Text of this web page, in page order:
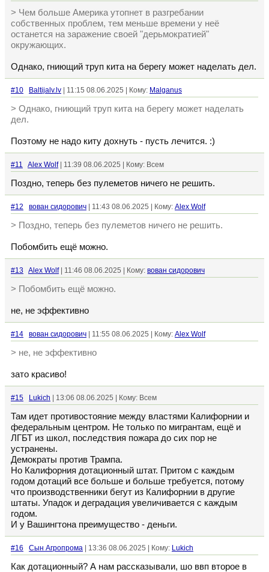
> Чем больше Америка утопнет в разгребании
собственных проблем, тем меньше времени у неё
останется на заражение своей "дерьмократией"
окружающих.
Однако, гниющий труп кита на берегу может наделать дел.
#10 Baltijalv.lv | 11:15 08.06.2025 | Кому: Malganus
> Однако, гниющий труп кита на берегу может наделать
дел.
Поэтому не надо киту дохнуть - пусть лечится. :)
#11 Alex Wolf| 11:39 08.06.2025 | Кому: Всем
Поздно, теперь без пулеметов ничего не решить.
#12 вован сидорович | 11:43 08.06.2025 | Кому: Alex Wolf
> Поздно, теперь без пулеметов ничего не решить.
Побомбить ещё можно.
#13 Alex Wolf| 11:46 08.06.2025 | Кому: вован сидорович
> Побомбить ещё можно.
не, не эффективно
#14 вован сидорович | 11:55 08.06.2025 | Кому: Alex Wolf
> не, не эффективно
зато красиво!
#15 Lukich | 13:06 08.06.2025 | Кому: Всем
Там идет противостояние между властями Калифорнии и
федеральным центром. Не только по мигрантам, ещё и
ЛГБТ из школ, последствия пожара до сих пор не
устранены.
Демократы против Трампа.
Но Калифорния дотационный штат. Притом с каждым
годом дотаций все больше и больше требуется, потому
что производственники бегут из Калифорнии в другие
штаты. Упадок и деградация увеличивается с каждым
годом.
И у Вашингтона преимущество - деньги.
#16 Сын Агропрома | 13:36 08.06.2025 | Кому: Lukich
Как дотационный? А нам рассказывали, шо ввп второе в